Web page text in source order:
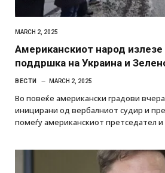
MARCH 2, 2025
Американскиот народ излезе
поддршка на Украина и
ВЕСТИ MARCH 2, 2025
Во повеќе американски градови
иницирани од вербалниот судир и
помеѓу американскиот претседател